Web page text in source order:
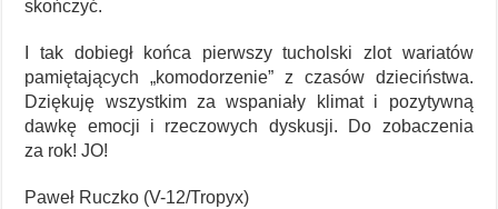
skończyć.
I tak dobiegł końca pierwszy tucholski zlot wariatów
pamiętających „komodorzenie” z czasów dzieciństwa.
Dziękuję wszystkim za wspaniały klimat i pozytywną
dawkę emocji i rzeczowych dyskusji. Do zobaczenia
za rok! JO!
Paweł Ruczko (V-12/Tropyx)